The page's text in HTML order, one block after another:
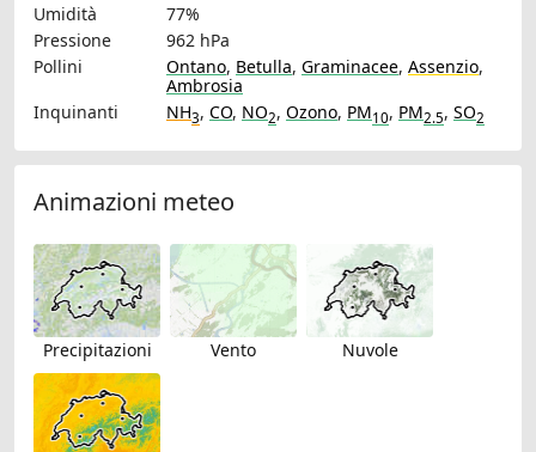
Umidità
77%
Pressione
962 hPa
Pollini
Ontano, Betulla, Graminacee, Assenzio,
Ambrosia
Inquinanti
NH3, CO, NO2, Ozono, PM10, PM2.5, SO2
Animazioni meteo
Precipitazioni Vento Nuvole